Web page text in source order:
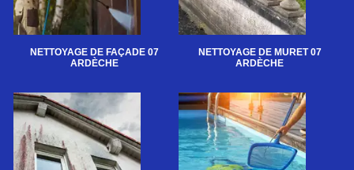
NETTOYAGE DE FAÇADE 07
ARDÈCHE
NETTOYAGE DE MURET 07
ARDÈCHE